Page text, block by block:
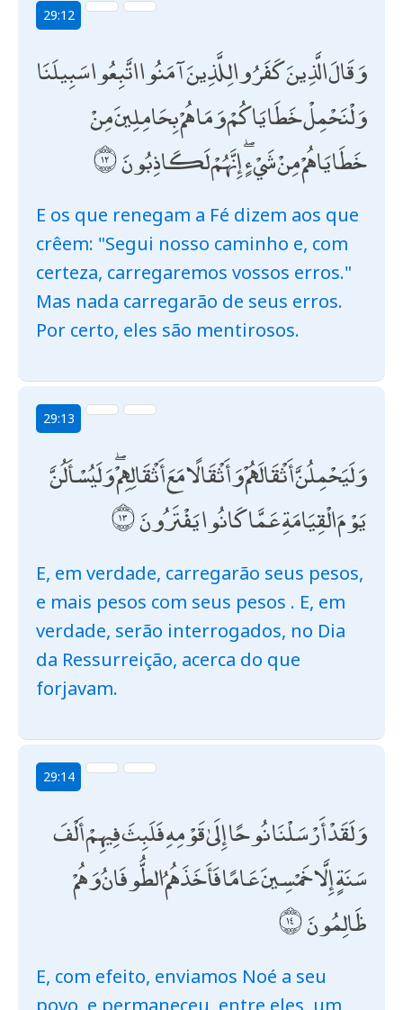
29:12
وَقَالَ الَّذِينَ كَفَرُوا لِلَّذِينَ آمَنُوا اتَّبِعُوا سَبِيلَنَا
وَلْنَحْمِلْ خَطَايَاكُمْ وَمَا هُمْ بِحَامِلِينَ مِنْ
خَطَايَاهُمْ مِنْ شَيْءٍ ۖ إِنَّهُمْ لَكَاذِبُونَ
E os que renegam a Fé dizem aos que
crêem: "Segui nosso caminho e, com
certeza, carregaremos vossos erros."
Mas nada carregarão de seus erros.
Por certo, eles são mentirosos.
29:13
وَلَيَحْمِلُنَّ أَثْقَالَهُمْ وَأَثْقَالًا مَعَ أَثْقَالِهِمْ ۖ وَلَيُسْأَلُنَّ
يَوْمَ الْقِيَامَةِ عَمَّا كَانُوا يَفْتَرُونَ
E, em verdade, carregarão seus pesos,
e mais pesos com seus pesos . E, em
verdade, serão interrogados, no Dia
da Ressurreição, acerca do que
forjavam.
29:14
وَلَقَدْ أَرْسَلْنَا نُوحًا إِلَىٰ قَوْمِهِ فَلَبِثَ فِيهِمْ أَلْفَ
سَنَةٍ إِلَّا خَمْسِينَ عَامًا فَأَخَذَهُمُ الطُّوفَانُ وَهُمْ
ظَالِمُونَ
E, com efeito, enviamos Noé a seu
povo, e permaneceu, entre eles, um